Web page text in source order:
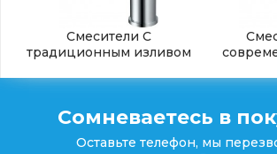
Смесители С
традиционным изливом
Сомневаетесь в
Оставьте телефон, мы